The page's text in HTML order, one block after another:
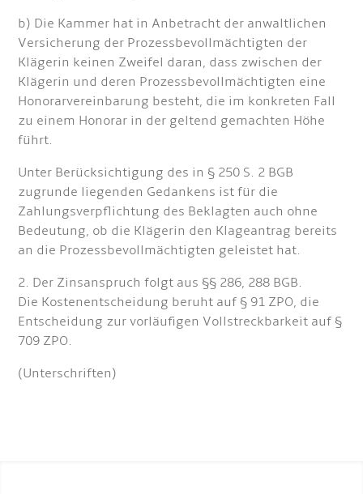
b) Die Kammer hat in Anbetracht der anwaltlichen
Versicherung der Prozessbevollmächtigten der
Klägerin keinen Zweifel daran, dass zwischen der
Klägerin und deren Prozessbevollmächtigten eine
Honorarvereinbarung besteht, die im konkreten Fall
zu einem Honorar in der geltend gemachten Höhe
führt.
Unter Berücksichtigung des in § 250 S. 2 BGB
zugrunde liegenden Gedankens ist für die
Zahlungsverpflichtung des Beklagten auch ohne
Bedeutung, ob die Klägerin den Klageantrag bereits
an die Prozessbevollmächtigten geleistet hat.
2. Der Zinsanspruch folgt aus §§ 286, 288 BGB.
Die Kostenentscheidung beruht auf § 91 ZPO, die
Entscheidung zur vorläufigen Vollstreckbarkeit auf §
709 ZPO.
(Unterschriften)